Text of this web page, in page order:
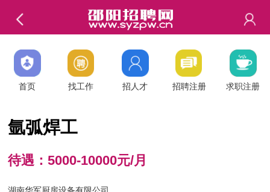
首页 找工作 招人才 招聘注册 求职注册
氩弧焊工
待遇：5000-10000元/月
湖南华军厨房设备有限公司